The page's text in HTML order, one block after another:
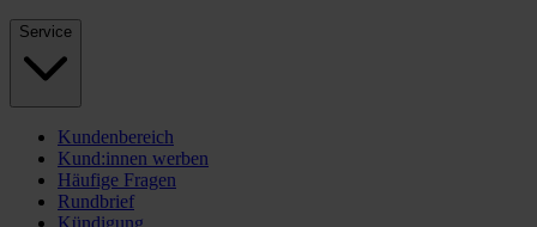
Service
Kundenbereich
Kund:innen werben
Häufige Fragen
Rundbrief
Kündigung